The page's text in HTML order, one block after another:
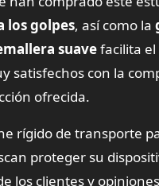
los golpes, así como la
suavefacilita el
satisfechos con la
ofrecida.
rígido de transporte
proteger su
los clientes y